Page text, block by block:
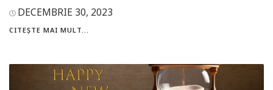
DECEMBRIE 30, 2023
CITEȘTE MAI MULT...